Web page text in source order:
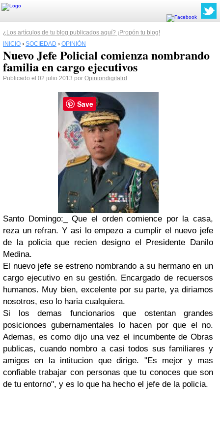
¿Los artículos de tu blog publicados aquí? ¡Propón tu blog!
INICIO › SOCIEDAD › OPINIÓN
Nuevo Jefe Policial comienza nombrando
familia en cargo ejecutivos
Publicado el 02 julio 2013 por Opiniondigitalrd
Santo Domingo:_ Que el orden comience por la casa,
reza un refran. Y asi lo empezo a cumplir el nuevo jefe
de la policia que recien designo el Presidente Danilo
Medina.
El nuevo jefe se estreno nombrando a su hermano en un
cargo ejecutivo en su gestión. Encargado de recuersos
humanos. Muy bien, excelente por su parte, ya diriamos
nosotros, eso lo haria cualquiera.
Si los demas funcionarios que ostentan grandes
posicionoes gubernamentales lo hacen por que el no.
Ademas, es como dijo una vez el incumbente de Obras
publicas, cuando nombro a casi todos sus familiares y
amigos en la intitucion que dirige. "Es mejor y mas
confiable trabajar con personas que tu conoces que son
de tu entorno", y es lo que ha hecho el jefe de la policia.
Save